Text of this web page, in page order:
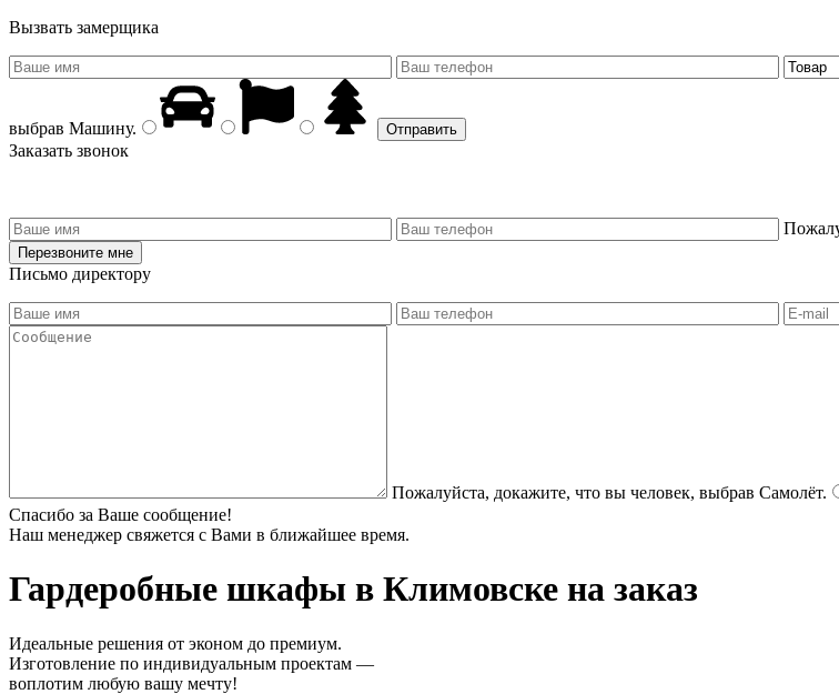
Вызвать замерщика
выбрав Машину.
Заказать звонок
Письмо директору
Пожалуйста, докажите, что вы человек, выбрав Самолёт.
Спасибо за Ваше сообщение!
Наш менеджер свяжется с Вами в ближайшее время.
Гардеробные шкафы в Климовске на заказ
Идеальные решения от эконом до премиум.
Изготовление по индивидуальным проектам —
воплотим любую вашу мечту!